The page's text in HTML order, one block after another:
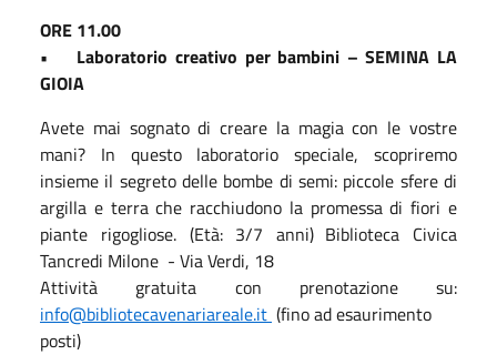
ORE 11.00
• Laboratorio creativo per bambini – SEMINA LA
GIOIA
Avete mai sognato di creare la magia con le vostre
mani? In questo laboratorio speciale, scopriremo
insieme il segreto delle bombe di semi: piccole sfere di
argilla e terra che racchiudono la promessa di fiori e
piante rigogliose. (Età: 3/7 anni) Biblioteca Civica
Tancredi Milone - Via Verdi, 18
Attività gratuita con prenotazione su:
info@bibliotecavenariareale.it (fino ad esaurimento
posti)